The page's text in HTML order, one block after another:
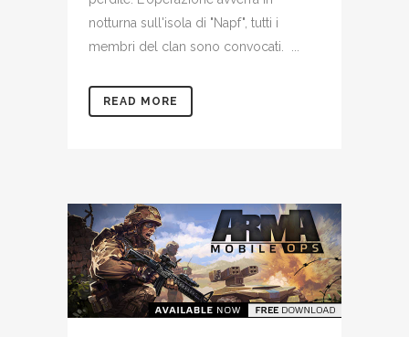
notturna sull'isola di "Napf", tutti i
membri del clan sono convocati. ...
READ MORE